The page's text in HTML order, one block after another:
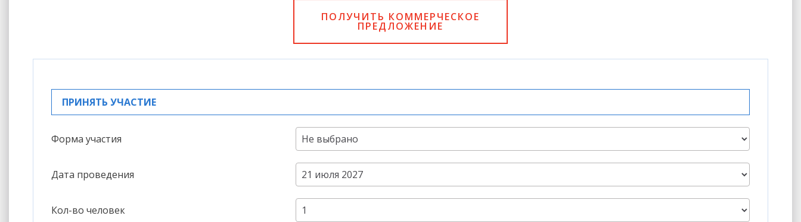
ПОЛУЧИТЬ КОММЕРЧЕСКОЕ
ПРЕДЛОЖЕНИЕ
ПРИНЯТЬ УЧАСТИЕ
Форма участия
Дата проведения
Кол-во человек